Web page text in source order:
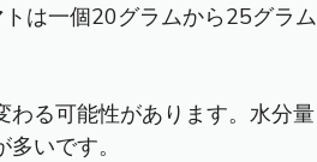
は一個20グラムから25グラム
わる可能性があります。水分量
いです。